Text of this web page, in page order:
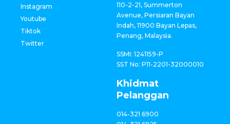
Instagram
Youtube
Tiktok
Twitter
110-2-21, Summerton
Avenue, Persiaran Bayan
Indah, 11900 Bayan Lepas,
Penang, Malaysia.
SSMI: 1241159-P
SST No: P11-2201-32000010
Khidmat
Pelanggan
014-321 6900